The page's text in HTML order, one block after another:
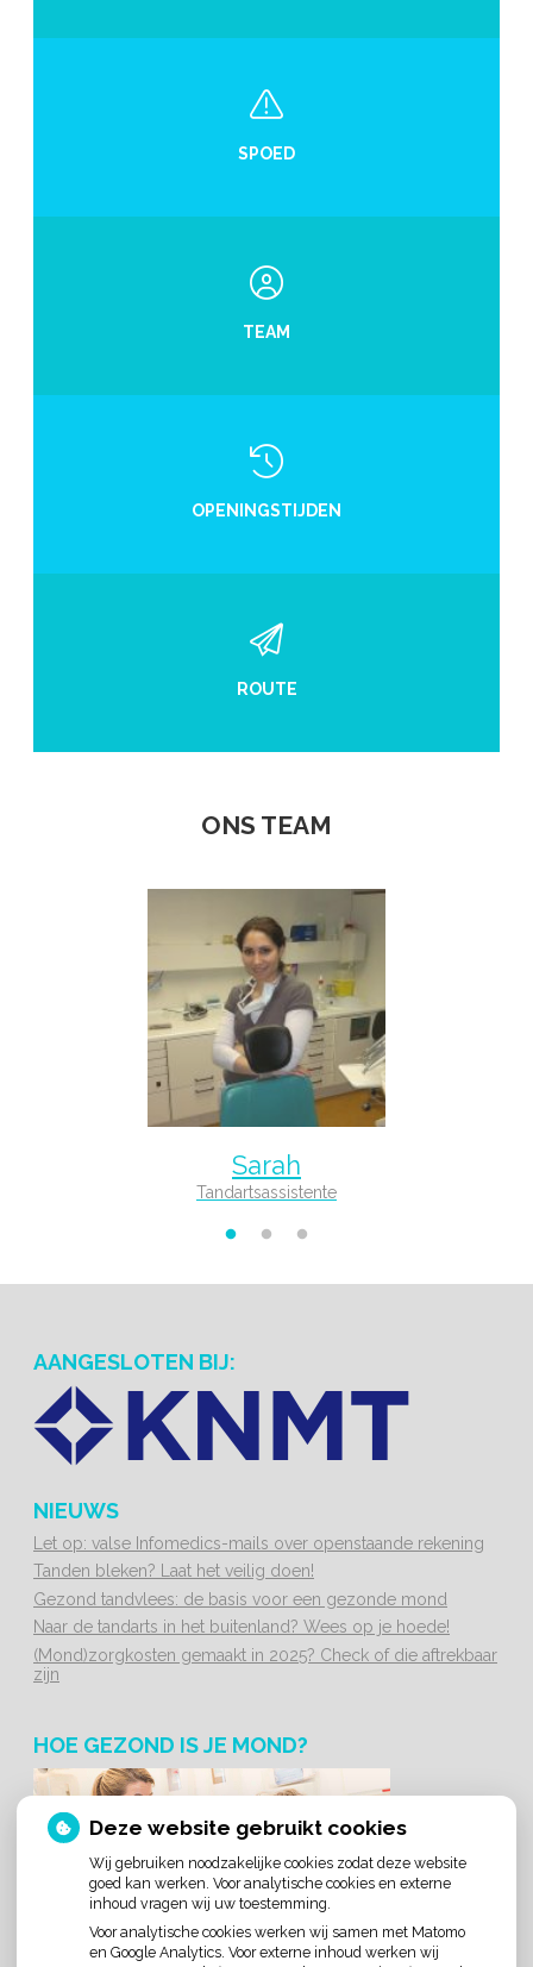
SPOED
TEAM
OPENINGSTIJDEN
ROUTE
ONS TEAM
Sarah
Tandartsassistente
AANGESLOTEN BIJ:
NIEUWS
Let op: valse Infomedics-mails over openstaande rekening
Tanden bleken? Laat het veilig doen!
Gezond tandvlees: de basis voor een gezonde mond
Naar de tandarts in het buitenland? Wees op je hoede!
(Mond)zorgkosten gemaakt in 2025? Check of die aftrekbaar
zijn
HOE GEZOND IS JE MOND?
Deze website gebruikt cookies
Wij gebruiken noodzakelijke cookies zodat deze website
goed kan werken. Voor analytische cookies en externe
inhoud vragen wij uw toestemming.
Voor analytische cookies werken wij samen met Matomo
en Google Analytics. Voor externe inhoud werken wij